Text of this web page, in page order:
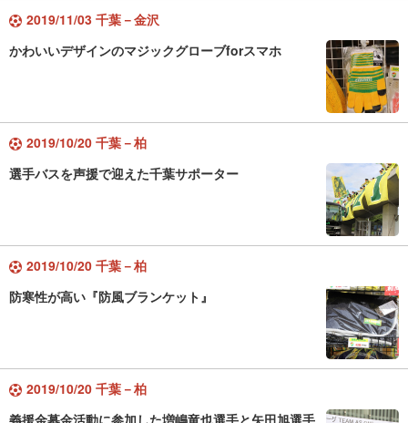
2019/11/03 千葉－金沢
かわいいデザインのマジックグローブforスマホ
2019/10/20 千葉－柏
選手バスを声援で迎えた千葉サポーター
2019/10/20 千葉－柏
防寒性が高い『防風ブランケット』
2019/10/20 千葉－柏
義援金募金活動に参加した増嶋竜也選手と矢田旭選手